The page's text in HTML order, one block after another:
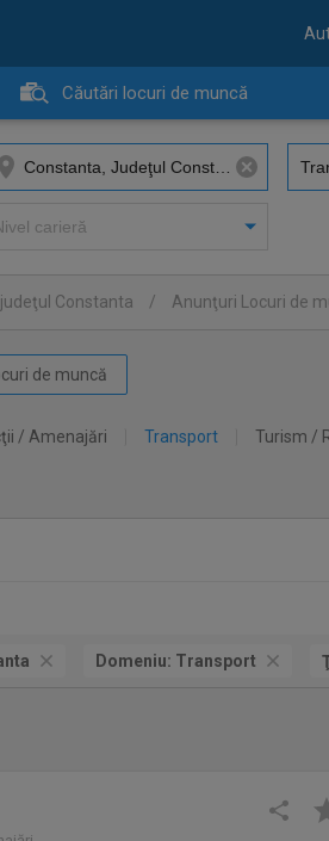
Căutări locuri de muncă
Constanta / Anunţuri Locuri de
de muncă
/ Amenajări Transport Turism /
Domeniu: Transport